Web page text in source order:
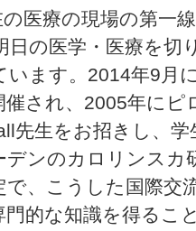
医療の現場の第一
日の医学・医療を切
います。2014年9月
催され、2005年に
先生をお招きし、
デンのカロリンスカ
で、こうした国際交
的な知識を得るこ